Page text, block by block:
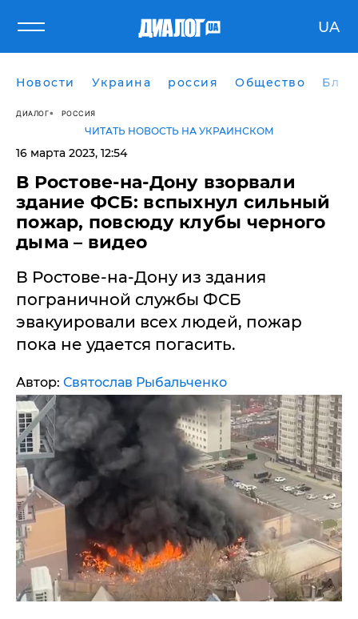
UA
Новости Украина россия Общество
ДИАЛОГ РОССИЯ
ЧИТАТЬ НОВОСТЬ НА УКРАИНСКОМ
16 марта 2023, 12:54
В Ростове-на-Дону взорвали
здание ФСБ: вспыхнул сильный
пожар, повсюду клубы черного
дыма – видео
В Ростове-на-Дону из здания
пограничной службы ФСБ
эвакуировали всех людей, пожар
пока не удается погасить.
Автор: Святослав Рыбальченко